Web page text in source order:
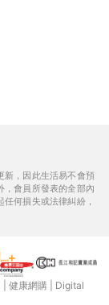
新，因此生活易不會預
，會員所發表的全部內
何損失或法律糾紛，
健康網購
Digital